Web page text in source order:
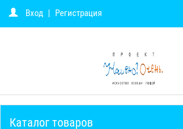
Вход | Регистрация
Каталог товаров